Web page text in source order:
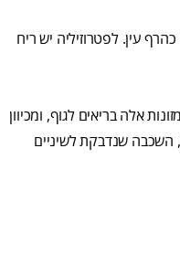
עין. לפטרוזיליה יש ריח
אלה בריאים לגוף, ומכיוון
השכבה שנדבקת לשיניים